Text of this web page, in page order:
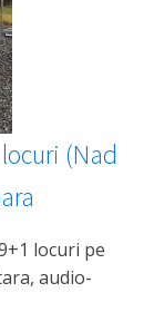
(Nad
locuri pe
audio-